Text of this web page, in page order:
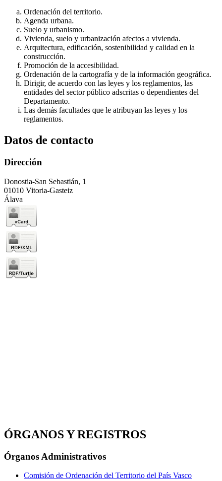
Ordenación del territorio.
Agenda urbana.
Suelo y urbanismo.
Vivienda, suelo y urbanización afectos a vivienda.
Arquitectura, edificación, sostenibilidad y calidad en la
construcción.
Promoción de la accesibilidad.
Ordenación de la cartografía y de la información geográfica.
Dirigir, de acuerdo con las leyes y los reglamentos, las
entidades del sector público adscritas o dependientes del
Departamento.
Las demás facultades que le atribuyan las leyes y los
reglamentos.
Datos de contacto
Dirección
Donostia-San Sebastián, 1
01010 Vitoria-Gasteiz
Álava
ÓRGANOS Y REGISTROS
Órganos Administrativos
Comisión de Ordenación del Territorio del País Vasco